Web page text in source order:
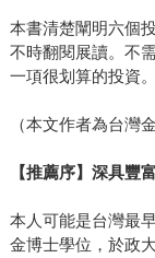
本書清楚闡明六個
不時翻閱展讀。不
一項很划算的投資
（本文作者為台灣
【推薦序】深具豐
本人可能是台灣最
金博士學位，於政